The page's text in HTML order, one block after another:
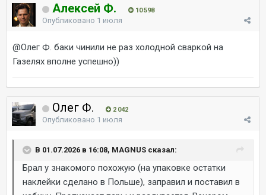
Алексей Ф. 10 598
Опубликовано 1 июля
@Олег Ф. баки чинили не раз холодной сваркой на
Газелях вполне успешно))
Олег Ф. 2 042
Опубликовано 1 июля
В 01.07.2026 в 16:08, MAGNUS сказал:
Брал у знакомого похожую (на упаковке остатки
наклейки сделано в Польше), заправил и поставил в